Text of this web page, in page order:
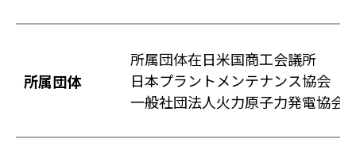
所属団体
所属団体在日米国商工会議所
日本プラントメンテナンス協会
一般社団法人火力原子力発電協会